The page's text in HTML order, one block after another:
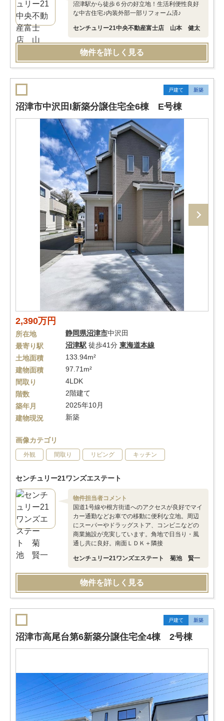
沼津駅から徒歩６分の好立地！生活利便性良好
な中古住宅♪内装外部一部リフォーム済♪
センチュリー21中央不動産富士店 山本 健太
物件を詳しく見る
戸建て 新築
沼津市中沢田I新築分譲住宅全6棟 E号棟
2,390万円
所在地 静岡県沼津市中沢田
最寄り駅
沼津駅 徒歩41分 東海道本線
土地面積
133.94m²
建物面積
97.71m²
間取り
4LDK
階数
2階建て
築年月
2025年10月
建物現況
新築
画像カテゴリ
外観 間取り リビング キッチン
センチュリー21ワンズエステート
物件担当者コメント
国道1号線や根方街道へのアクセスが良好でマイ
カー通勤などお車での移動に便利な立地。周辺
にスーパーやドラッグストア、コンビニなどの
商業施設が充実しています。角地で日当り・風
通し共に良好。南面ＬＤＫ＋隣接
センチュリー21ワンズエステート 菊池 賢一
物件を詳しく見る
戸建て 新築
沼津市高尾台第6新築分譲住宅全4棟 2号棟